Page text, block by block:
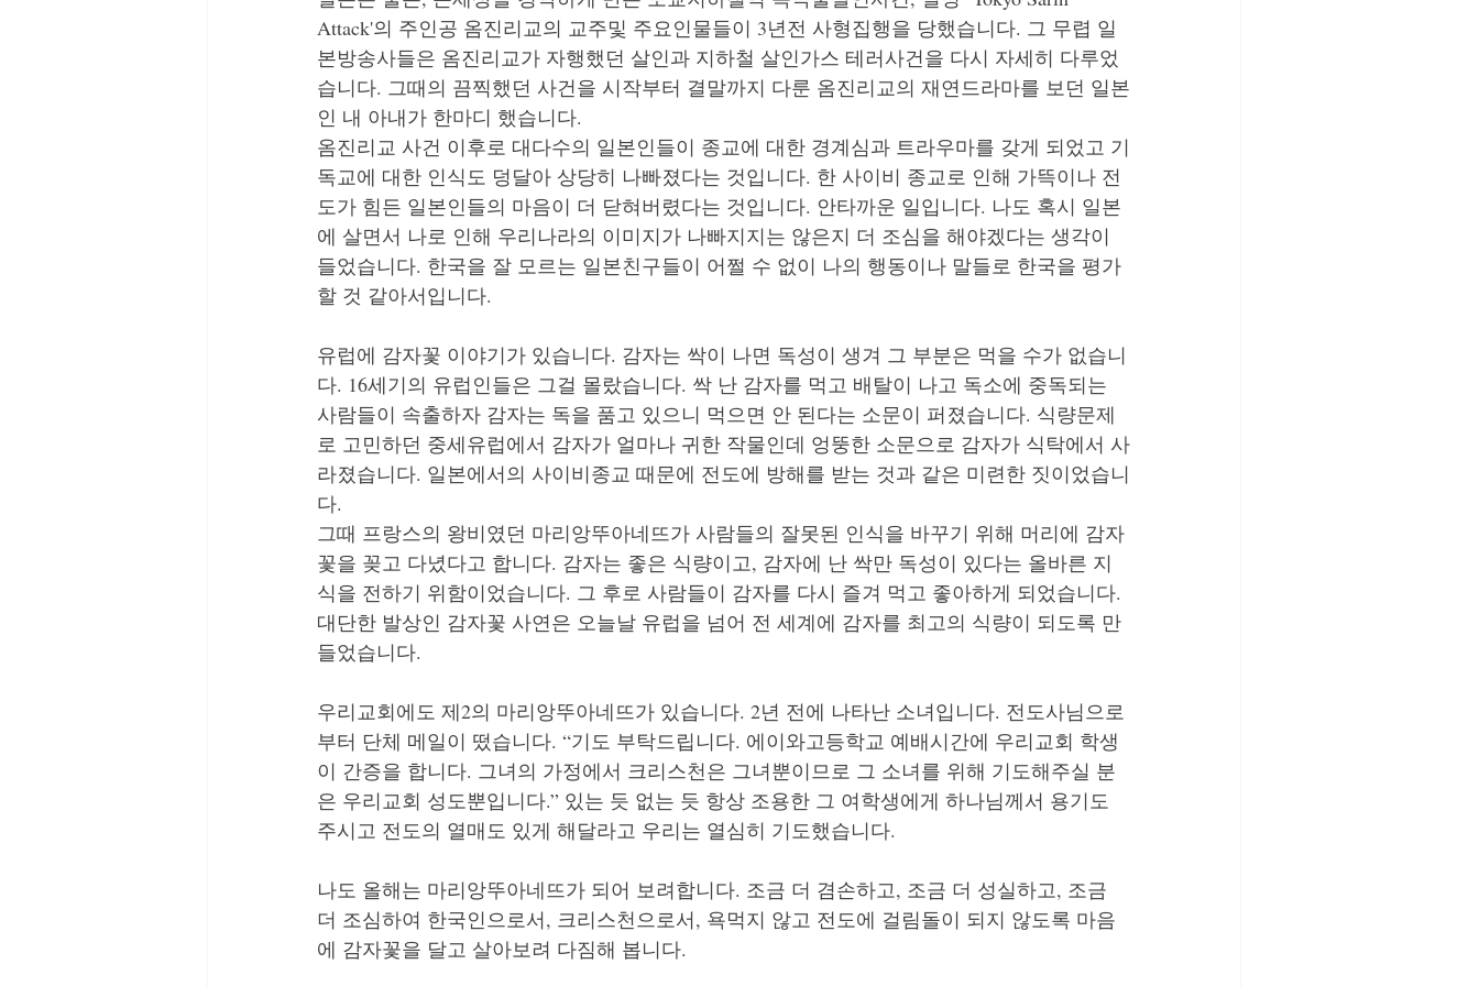
Attack'의 주인공 옴진리교의 교주및 주요인물들이 3년전 사형집행을 당했습니다. 그 무렵 일
본방송사들은 옴진리교가 자행했던 살인과 지하철 살인가스 테러사건을 다시 자세히 다루었
습니다. 그때의 끔찍했던 사건을 시작부터 결말까지 다룬 옴진리교의 재연드라마를 보던 일본
인 내 아내가 한마디 했습니다.
옴진리교 사건 이후로 대다수의 일본인들이 종교에 대한 경계심과 트라우마를 갖게 되었고 기
독교에 대한 인식도 덩달아 상당히 나빠졌다는 것입니다. 한 사이비 종교로 인해 가뜩이나 전
도가 힘든 일본인들의 마음이 더 닫혀버렸다는 것입니다. 안타까운 일입니다. 나도 혹시 일본
에 살면서 나로 인해 우리나라의 이미지가 나빠지지는 않은지 더 조심을 해야겠다는 생각이
들었습니다. 한국을 잘 모르는 일본친구들이 어쩔 수 없이 나의 행동이나 말들로 한국을 평가
할 것 같아서입니다.
유럽에 감자꽃 이야기가 있습니다. 감자는 싹이 나면 독성이 생겨 그 부분은 먹을 수가 없습니
다. 16세기의 유럽인들은 그걸 몰랐습니다. 싹 난 감자를 먹고 배탈이 나고 독소에 중독되는
사람들이 속출하자 감자는 독을 품고 있으니 먹으면 안 된다는 소문이 퍼졌습니다. 식량문제
로 고민하던 중세유럽에서 감자가 얼마나 귀한 작물인데 엉뚱한 소문으로 감자가 식탁에서 사
라졌습니다. 일본에서의 사이비종교 때문에 전도에 방해를 받는 것과 같은 미련한 짓이었습니
다.
그때 프랑스의 왕비였던 마리앙뚜아네뜨가 사람들의 잘못된 인식을 바꾸기 위해 머리에 감자
꽃을 꽂고 다녔다고 합니다. 감자는 좋은 식량이고, 감자에 난 싹만 독성이 있다는 올바른 지
식을 전하기 위함이었습니다. 그 후로 사람들이 감자를 다시 즐겨 먹고 좋아하게 되었습니다.
대단한 발상인 감자꽃 사연은 오늘날 유럽을 넘어 전 세계에 감자를 최고의 식량이 되도록 만
들었습니다.
우리교회에도 제2의 마리앙뚜아네뜨가 있습니다. 2년 전에 나타난 소녀입니다. 전도사님으로
부터 단체 메일이 떴습니다. “기도 부탁드립니다. 에이와고등학교 예배시간에 우리교회 학생
이 간증을 합니다. 그녀의 가정에서 크리스천은 그녀뿐이므로 그 소녀를 위해 기도해주실 분
은 우리교회 성도뿐입니다.” 있는 듯 없는 듯 항상 조용한 그 여학생에게 하나님께서 용기도
주시고 전도의 열매도 있게 해달라고 우리는 열심히 기도했습니다.
나도 올해는 마리앙뚜아네뜨가 되어 보려합니다. 조금 더 겸손하고, 조금 더 성실하고, 조금
더 조심하여 한국인으로서, 크리스천으로서, 욕먹지 않고 전도에 걸림돌이 되지 않도록 마음
에 감자꽃을 달고 살아보려 다짐해 봅니다.